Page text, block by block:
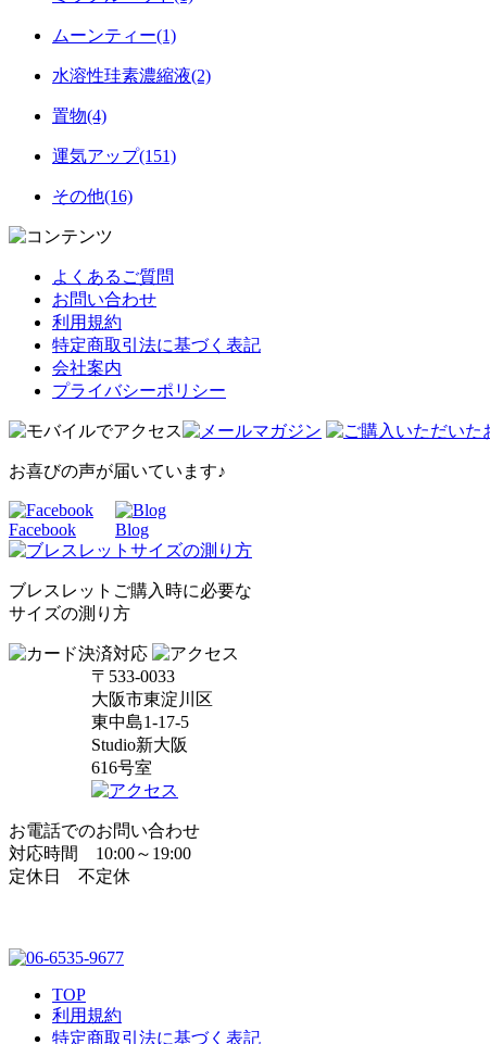
ムーンティー(1)
水溶性珪素濃縮液(2)
置物(4)
運気アップ(151)
その他(16)
よくあるご質問
お問い合わせ
利用規約
特定商取引法に基づく表記
会社案内
プライバシーポリシー
お喜びの声が届いています♪
Facebook Blog
ブレスレットご購入時に必要な
サイズの測り方
〒533-0033
大阪市東淀川区
東中島1-17-5
Studio新大阪
616号室
お電話でのお問い合わせ
対応時間 10:00～19:00
定休日 不定休
TOP
利用規約
特定商取引法に基づく表記